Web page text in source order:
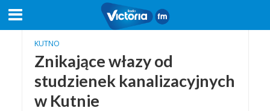
KUTNO
Znikające włazy od
studzienek kanalizacyjnych
w Kutnie